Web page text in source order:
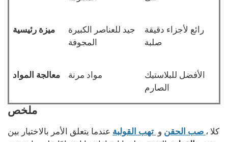
ميزة رئيسية
جيد للعناصر الكبيرة
المجوفة
رائع لأجزاء دقيقة
صلبة
معالجة المواد مواد مرنة
الأفضل للبلاستيك
الصارم
ملخص
، كلا